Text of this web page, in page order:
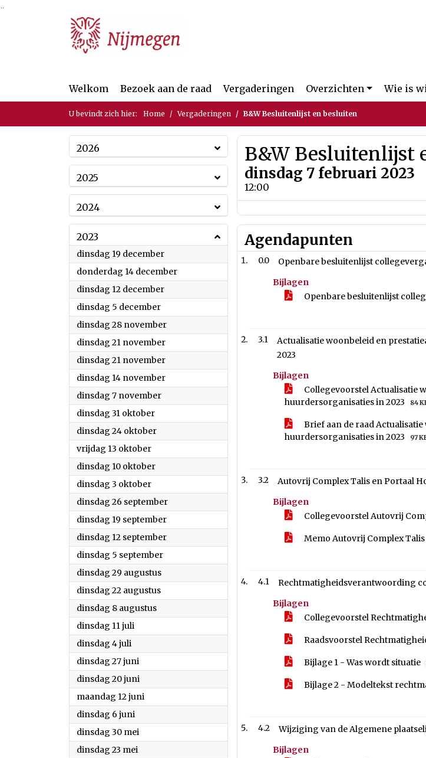
Ga naar de inhoud van deze pagina
Ga naar het zoeken
Ga naar het menu
Welkom Bezoek aan de raad Vergaderingen Overzichten Wie is
U bevindt zich hier: Home Vergaderingen B&W Besluitenlijst en besluiten
2026
2025
2024
2023
dinsdag 19 december2023
donderdag 14 december2023
dinsdag 12 december2023
dinsdag 5 december2023
dinsdag 28 november2023
dinsdag 21 november2023
dinsdag 21 november2023
dinsdag 14 november2023
dinsdag 7 november2023
dinsdag 31 oktober2023
dinsdag 24 oktober2023
vrijdag 13 oktober2023
dinsdag 10 oktober2023
dinsdag 3 oktober2023
dinsdag 26 september2023
dinsdag 19 september2023
dinsdag 12 september2023
dinsdag 5 september2023
dinsdag 29 augustus2023
dinsdag 22 augustus2023
dinsdag 8 augustus2023
dinsdag 11 juli
dinsdag 4 juli
dinsdag 27 juni
dinsdag 20 juni
maandag 12 juni
dinsdag 6 juni
dinsdag 30 mei
dinsdag 23 mei
B&W Besluitenlijst
dinsdag 7 februari 2023
12:00
Agendapunten
0.0
Openbare besluitenlijst
Bijlagen
Openbare besluitenlijst
3.1
Actualisatie woonbeleid en
2023
Bijlagen
Collegevoorstel Actualisatie
huurdersorganisaties in 2023
84
Brief aan de raad
huurdersorganisaties in 2023
97
3.2
Autovrij Complex Talis en Portaal
Bijlagen
Collegevoorstel Autovrij
Memo Autovrij Complex
4.1
Rechtmatigheidsverantwoording
Bijlagen
Collegevoorstel
Raadsvoorstel
Bijlage 1 - Was wordt situatie
Bijlage 2 - Modeltekst
4.2
Wijziging van de Algemene
Bijlagen